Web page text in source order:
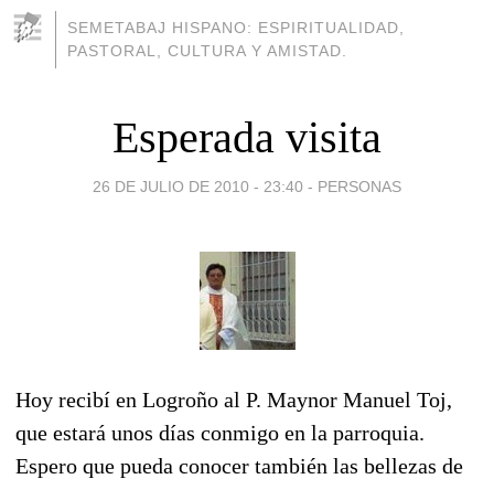
SEMETABAJ HISPANO: ESPIRITUALIDAD,
PASTORAL, CULTURA Y AMISTAD.
Esperada visita
26 DE JULIO DE 2010 - 23:40 - PERSONAS
Hoy recibí en Logroño al P. Maynor Manuel Toj,
que estará unos días conmigo en la parroquia.
Espero que pueda conocer también las bellezas de